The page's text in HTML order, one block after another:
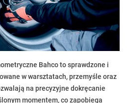
Bahco to sprawdzone i
w warsztatach, przemyśle oraz
na precyzyjne dokręcanie
momentem, co zapobiega